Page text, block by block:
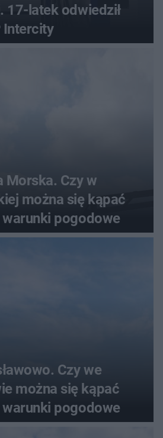
17-latek odwiedził
Intercity
Morska. Czy w
można się kąpać
warunki pogodowe
Czy we
można się kąpać
warunki pogodowe